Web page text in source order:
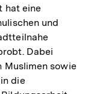
hat eine
und
Dabei
sowie
die